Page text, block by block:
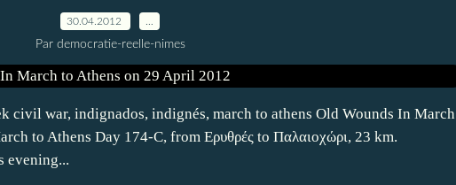
30.04.2012
Par democratie-reelle-nimes
civil war, indignados, indignés, march to athens Old Wounds In March
to Athens Day 174-C, from Ερυθρές to Παλαιοχώρι, 23 km.
evening...